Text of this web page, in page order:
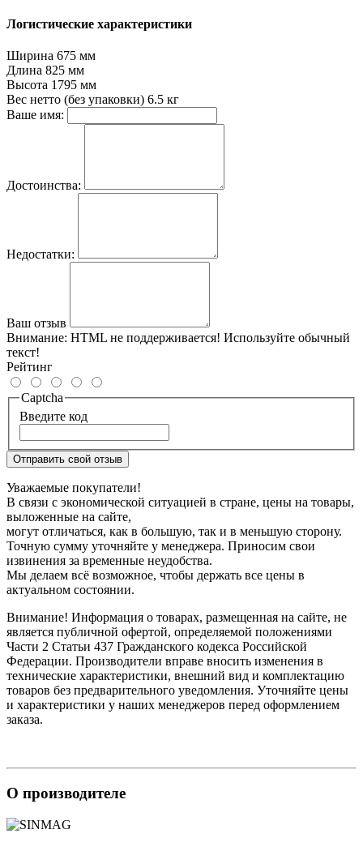
Логистические характеристики
Ширина 675 мм
Длина 825 мм
Высота 1795 мм
Вес нетто (без упаковки) 6.5 кг
Ваше имя:
Достоинства:
Недостатки:
Ваш отзыв
Внимание: HTML не поддерживается! Используйте обычный
текст!
Рейтинг
Captcha
Введите код
Отправить свой отзыв
Уважаемые покупатели!
В связи с экономической ситуацией в стране, цены на товары,
выложенные на сайте,
могут отличаться, как в большую, так и в меньшую сторону.
Точную сумму уточняйте у менеджера. Приносим свои
извинения за временные неудобства.
Мы делаем всё возможное, чтобы держать все цены в
актуальном состоянии.
Внимание! Информация о товарах, размещенная на сайте, не
является публичной офертой, определяемой положениями
Части 2 Статьи 437 Гражданского кодекса Российской
Федерации. Производители вправе вносить изменения в
технические характеристики, внешний вид и комплектацию
товаров без предварительного уведомления. Уточняйте цены
и характеристики у наших менеджеров перед оформлением
заказа.
О производителе